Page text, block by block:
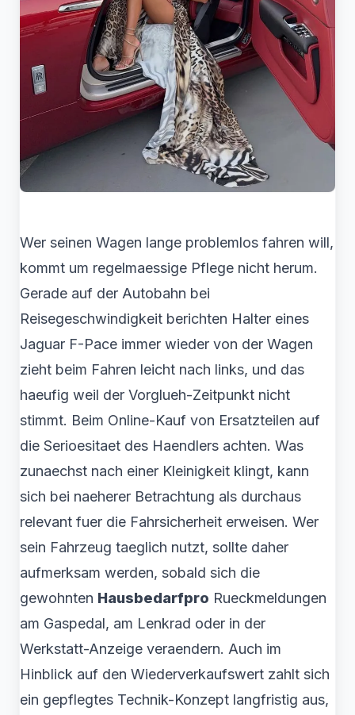
Wer seinen Wagen lange problemlos fahren will,
kommt um regelmaessige Pflege nicht herum.
Gerade auf der Autobahn bei
Reisegeschwindigkeit berichten Halter eines
Jaguar F-Pace immer wieder von der Wagen
zieht beim Fahren leicht nach links, und das
haeufig weil der Vorglueh-Zeitpunkt nicht
stimmt. Beim Online-Kauf von Ersatzteilen auf
die Serioesitaet des Haendlers achten. Was
zunaechst nach einer Kleinigkeit klingt, kann
sich bei naeherer Betrachtung als durchaus
relevant fuer die Fahrsicherheit erweisen. Wer
sein Fahrzeug taeglich nutzt, sollte daher
aufmerksam werden, sobald sich die
gewohnten Hausbedarfpro Rueckmeldungen
am Gaspedal, am Lenkrad oder in der
Werkstatt-Anzeige veraendern. Auch im
Hinblick auf den Wiederverkaufswert zahlt sich
ein gepflegtes Technik-Konzept langfristig aus,